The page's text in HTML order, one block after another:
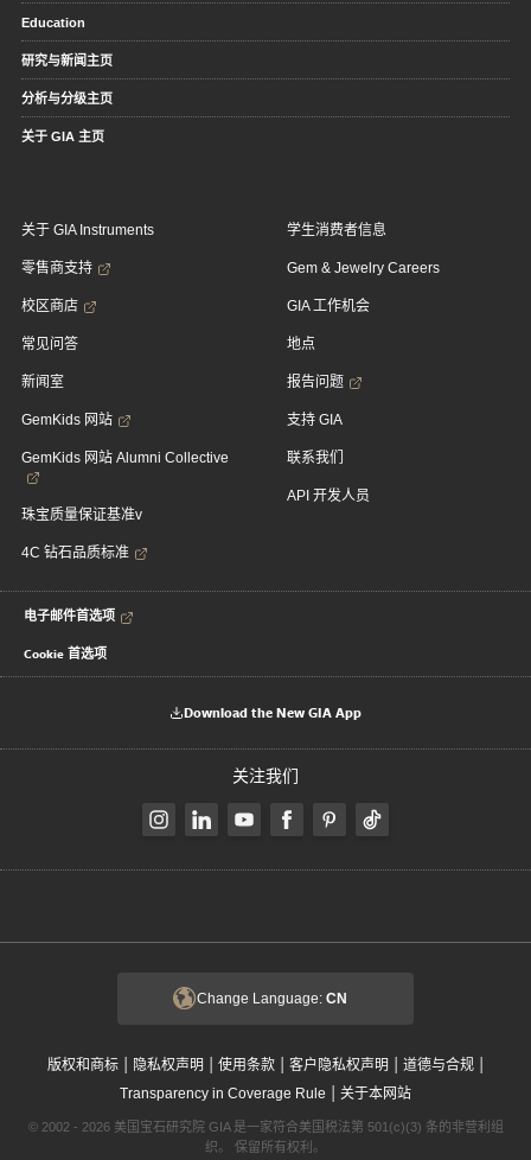
Education
研究与新闻主页
分析与分级主页
关于 GIA 主页
关于 GIA Instruments
零售商支持
校区商店
常见问答
新闻室
GemKids 网站
GemKids 网站 Alumni Collective
珠宝质量保证基准v
4C 钻石品质标准
学生消费者信息
Gem & Jewelry Careers
GIA 工作机会
地点
报告问题
支持 GIA
联系我们
API 开发人员
电子邮件首选项
Cookie 首选项
Download the New GIA App
关注我们
Change Language: CN
版权和商标 | 隐私权声明 | 使用条款 | 客户隐私权声明 | 道德与合规 |
Transparency in Coverage Rule | 关于本网站
© 2002 - 2026 美国宝石研究院 GIA 是一家符合美国税法第 501(c)(3) 条的非营利组
织。 保留所有权利。